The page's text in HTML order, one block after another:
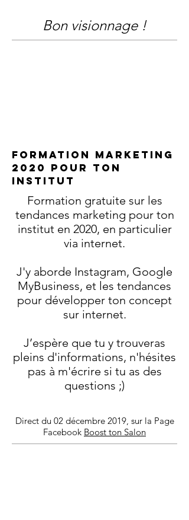
Bon visionnage !
Formation MARKETING
2020 POUR TON
INSTITUT
Formation gratuite sur les
tendances marketing pour ton
institut en 2020, en particulier
via internet.
J'y aborde Instagram, Google
MyBusiness, et les tendances
pour développer ton concept
sur internet.
J’espère que tu y trouveras
pleins d'informations, n'hésites
pas à m'écrire si tu as des
questions ;)
Direct du 02 décembre 2019, sur la Page
Facebook Boost ton Salon